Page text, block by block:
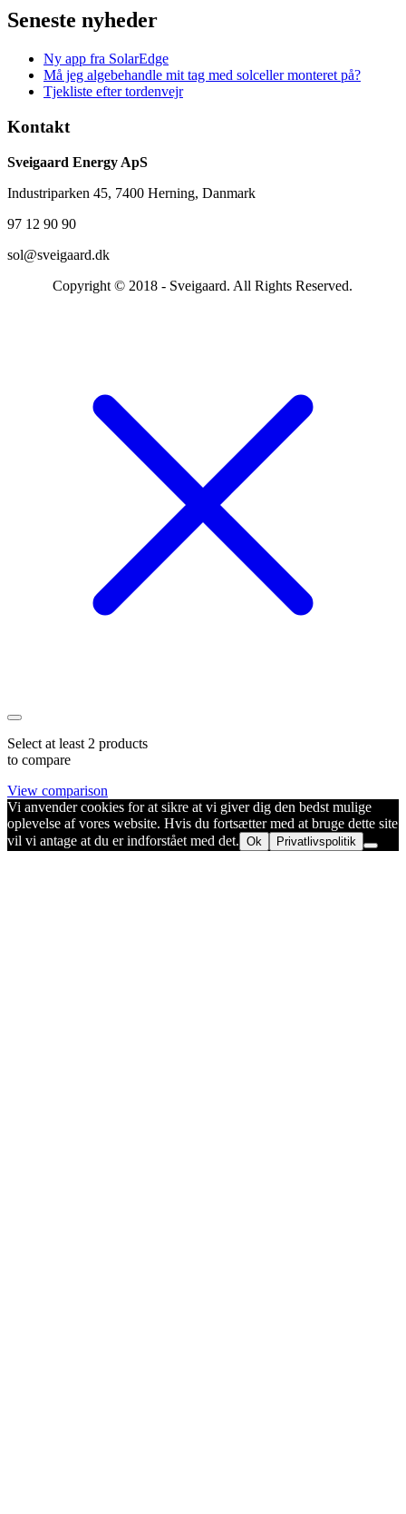
Seneste nyheder
Ny app fra SolarEdge
Må jeg algebehandle mit tag med solceller monteret på?
Tjekliste efter tordenvejr
Kontakt
Sveigaard Energy ApS
Industriparken 45, 7400 Herning, Danmark
97 12 90 90
sol@sveigaard.dk
Copyright © 2018 - Sveigaard. All Rights Reserved.
Select at least 2 products
to compare
View comparison
Vi anvender cookies for at sikre at vi giver dig den bedst mulige
oplevelse af vores website. Hvis du fortsætter med at bruge dette site
vil vi antage at du er indforstået med det. Ok Privatlivspolitik